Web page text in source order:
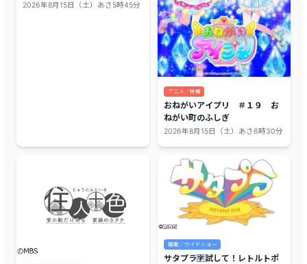
2026年8月15日（土）あさ5時45分
アニメ／特撮
おねがいアイプリ ＃１９ お
ねがい町のふしぎ
2026年8月15日（土）あさ6時30分
情報／ワイドショー
サタプラ🈑試して！レトルトポ